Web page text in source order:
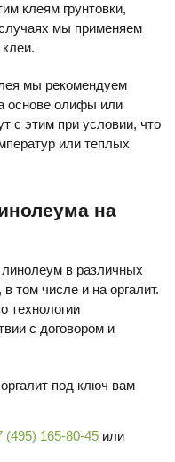
клеям грунтовки,
мы применяем
мы рекомендуем
основе олифы или
с этим при условии, что
или теплых
на
в различных
том числе и на оргалит.
технологии
с договором и
под ключ вам
(495) 165-80-45 или